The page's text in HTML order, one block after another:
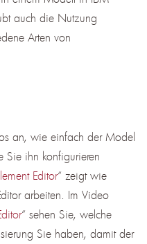
auch die Nutzung
Arten von
an, wie einfach der Model
Sie ihn konfigurieren
Editor“ zeigt wie
arbeiten. Im Video
“ sehen Sie, welche
Sie haben, damit der